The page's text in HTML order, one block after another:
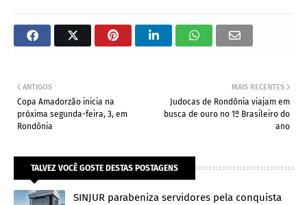
MAIS RECENTES
Judocas de Rondônia viajam em
busca de ouro no 1º Brasileiro do
ano
ANTIGOS
Copa Amadorzão inicia na
próxima segunda-feira, 3, em
Rondônia
TALVEZ VOCÊ GOSTE DESTAS POSTAGENS
SINJUR parabeniza servidores pela conquista